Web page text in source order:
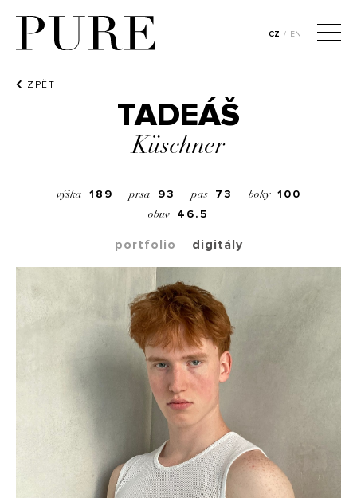
CZ / EN
ZPĚT
TADEÁŠ
Küschner
výška 189 prsa 93 pas 73 boky 100
obuv 46.5
portfolio digitály